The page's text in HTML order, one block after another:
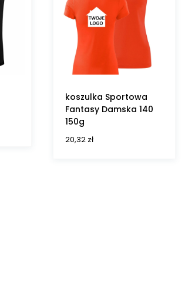
koszulka Sportowa
Fantasy Damska 140
150g
20,32 zł